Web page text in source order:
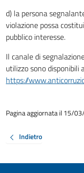
d) la persona
violazione possa
pubblico interesse.
Il canale di
utilizzo sono disponibili
https://
Pagina aggiornata il 15/
Indietro